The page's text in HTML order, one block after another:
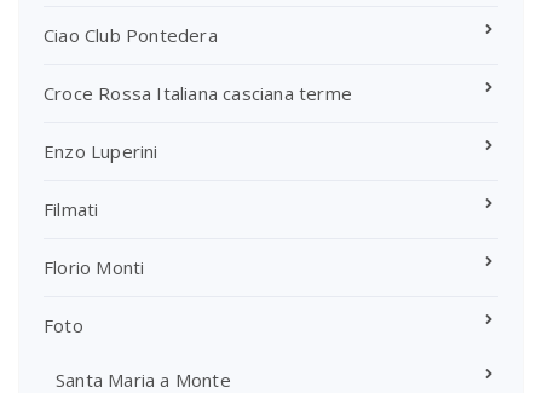
Ciao Club Pontedera
Croce Rossa Italiana casciana terme
Enzo Luperini
Filmati
Florio Monti
Foto
Santa Maria a Monte